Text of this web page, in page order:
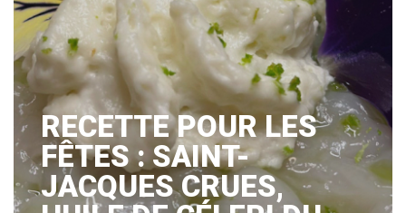
RECETTE POUR LES
FÊTES : SAINT-
JACQUES CRUES,